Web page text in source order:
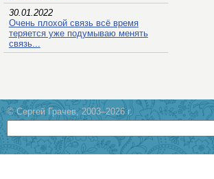
30.01.2022
Очень плохой связь всё время
теряется уже подумываю менять
связь...
© Сергей Грачев, 2003–2026 г.